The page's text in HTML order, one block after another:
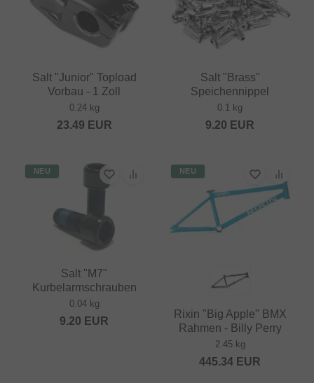
Salt "Junior" Topload
Vorbau - 1 Zoll
0.24 kg
23.49 EUR
Salt "Brass"
Speichennippel
0.1 kg
9.20 EUR
NEU
Salt "M7"
Kurbelarmschrauben
0.04 kg
9.20 EUR
NEU
Rixin "Big Apple" BMX
Rahmen - Billy Perry
2.45 kg
445.34 EUR